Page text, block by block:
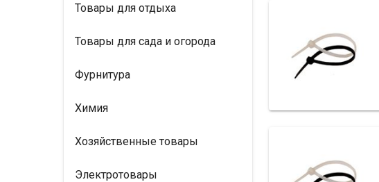
Товары для отдыха
Товары для сада и огорода
Фурнитура
Химия
Хозяйственные товары
Электротовары